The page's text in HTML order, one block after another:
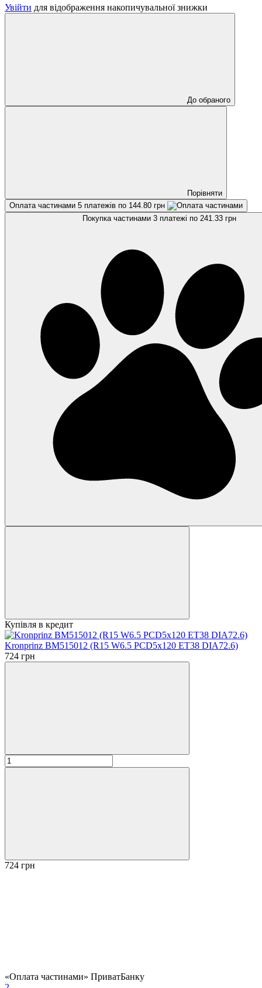
Увійти для відображення накопичувальної знижки
До обраного
Порівняти
Оплата частинами 5 платежів по 144.80 грн
Покупка частинами 3 платежі по 241.33 грн
Купівля в кредит
Kronprinz BM515012 (R15 W6.5 PCD5x120 ET38 DIA72.6)
724 грн
724 грн
«Оплата частинами» ПриватБанку